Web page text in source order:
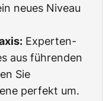
neues Niveau
Experten-
aus führenden
Sie
perfekt um.